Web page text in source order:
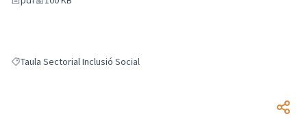
Resultats en filtrar per: Taula Sectorial Inclusió Social
Taula Sectorial Inclusió Social